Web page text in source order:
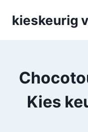
kieskeurig
Kies